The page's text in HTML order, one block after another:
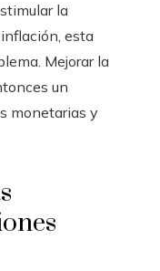
la
esta
Mejorar la
un
monetarias y